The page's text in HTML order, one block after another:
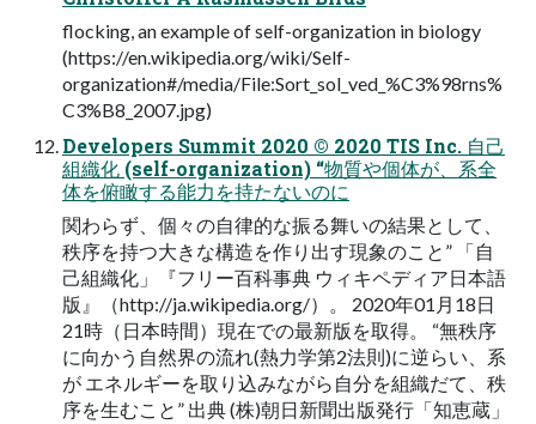
flocking, an example of self-organization in biology
(https://en.wikipedia.org/wiki/Self-
organization#/media/File:Sort_sol_ved_%C3%98rns%
C3%B8_2007.jpg)
Developers Summit 2020 © 2020 TIS Inc. 自己
組織化 (self-organization) “物質や個体が、系全
体を俯瞰する能力を持たないのに
関わらず、個々の自律的な振る舞いの結果として、
秩序を持つ大きな構造を作り出す現象のこと” 「自
己組織化」『フリー百科事典 ウィキペディア日本語
版』（http://ja.wikipedia.org/）。 2020年01月18日
21時（日本時間）現在での最新版を取得。 “無秩序
に向かう自然界の流れ(熱力学第2法則)に逆らい、系
が エネルギーを取り込みながら自分を組織だて、秩
序を生むこと” 出典 (株)朝日新聞出版発行「知恵蔵」